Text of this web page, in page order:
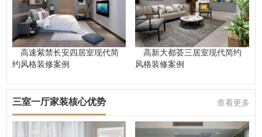
高速紫禁长安四居室现代简
约风格装修案例
高新大都荟三居室现代简约
风格装修案例
三室一厅家装核心优势 查看更多